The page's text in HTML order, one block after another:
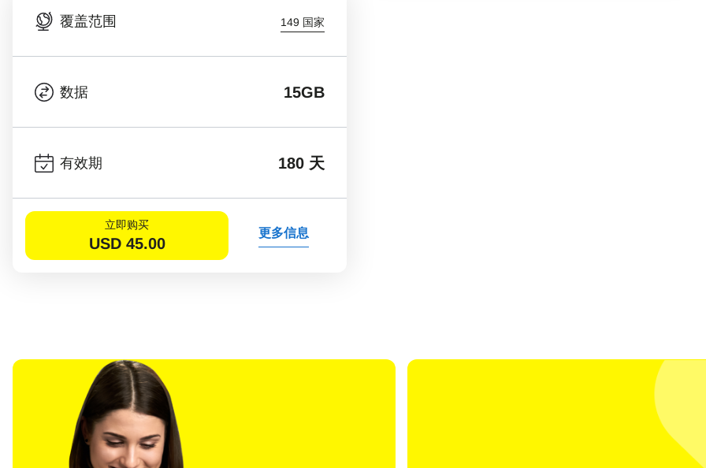
覆盖范围 149 国家
数据 15GB
有效期 180 天
立即购买
USD 45.00
更多信息
新客户